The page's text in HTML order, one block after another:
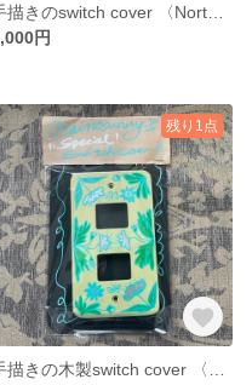
円
残り1点